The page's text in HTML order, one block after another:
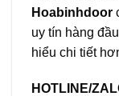
Hoabinhdoor
uy tín hàng
hiểu chi tiết
HOTLINE/